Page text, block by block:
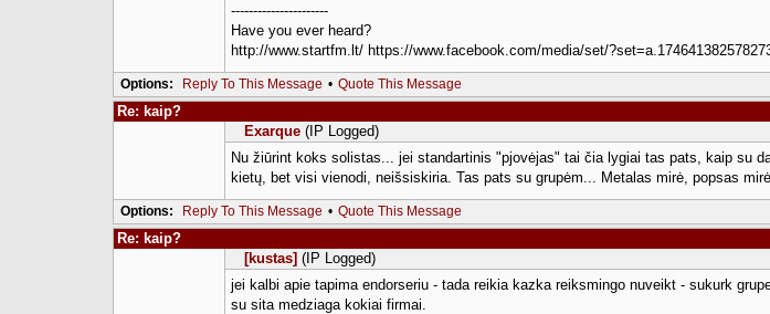
----------------------
Have you ever heard?
http://www.startfm.lt/ https://www.facebook.com/media/set/
Options: Reply To This Message • Quote This Message
Re: kaip?
Exarque (IP Logged)
Nu žiūrint koks solistas... jei standartinis "pjovėjas" tai čia lygiai tas pats, kaip su
kietų, bet visi vienodi, neišsiskiria. Tas pats su grupėm... Metalas mirė, popsas
Options: Reply To This Message • Quote This Message
Re: kaip?
[kustas] (IP Logged)
jei kalbi apie tapima endorseriu - tada reikia kazka reiksmingo nuveikt - sukurk
su sita medziaga kokiai firmai.